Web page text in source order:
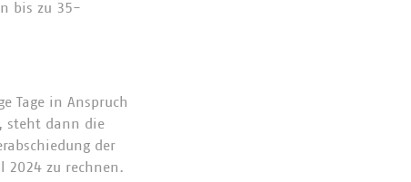
bis zu 35-
Tage in Anspruch
steht dann die
der
2024 zu rechnen.